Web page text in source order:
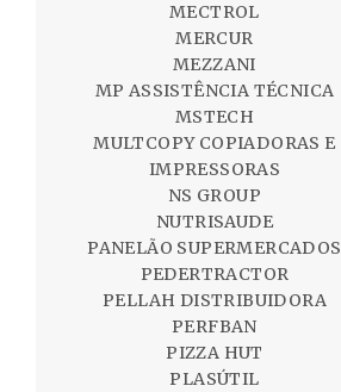
MECTROL
MERCUR
MEZZANI
MP ASSISTÊNCIA TÉCNICA
MSTECH
MULTCOPY COPIADORAS E
IMPRESSORAS
NS GROUP
NUTRISAUDE
PANELÃO SUPERMERCADOS
PEDERTRACTOR
PELLAH DISTRIBUIDORA
PERFBAN
PIZZA HUT
PLASÚTIL